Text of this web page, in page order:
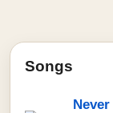
Songs